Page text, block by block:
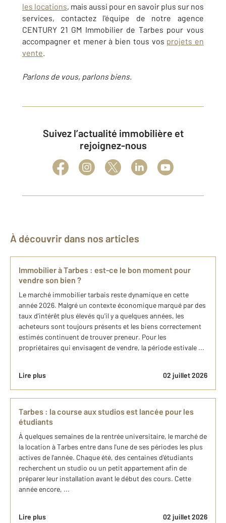
les locations, mais aussi pour en savoir plus sur nos
services, contactez l'équipe de notre agence
CENTURY 21 GM Immobilier de Tarbes pour vous
accompagner et mener à bien tous vos projets en
vente.
Parlons de vous, parlons biens.
Suivez l’actualité immobilière et
rejoignez-nous
À découvrir dans nos articles
Immobilier à Tarbes : est-ce le bon moment pour
vendre son bien ?
Le marché immobilier tarbais reste dynamique en cette
année 2026. Malgré un contexte économique marqué par des
taux d'intérêt plus élevés qu'il y a quelques années, les
acheteurs sont toujours présents et les biens correctement
estimés continuent de trouver preneur. Pour les
propriétaires qui envisagent de vendre, la période estivale ...
Lire plus 02 juillet 2026
Tarbes : la course aux studios est lancée pour les
étudiants
À quelques semaines de la rentrée universitaire, le marché de
la location à Tarbes entre dans l'une de ses périodes les plus
actives de l'année. Chaque été, des centaines d'étudiants
recherchent un studio ou un petit appartement afin de
préparer leur installation avant le début des cours. Cette
année encore, ...
Lire plus 02 juillet 2026